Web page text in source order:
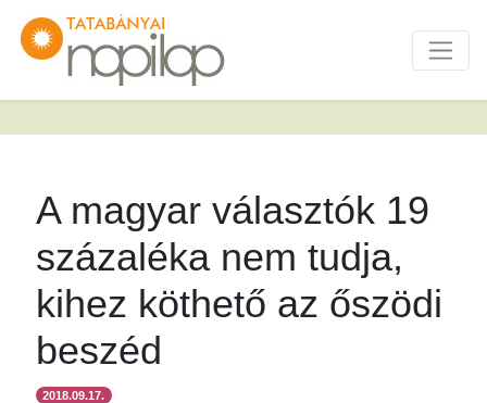
A magyar választók 19
százaléka nem tudja,
kihez köthető az őszödi
beszéd
2018.09.17.